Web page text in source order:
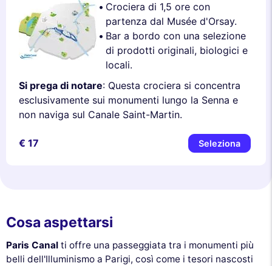
Crociera di 1,5 ore con
partenza dal Musée d'Orsay.
Bar a bordo con una selezione
di prodotti originali, biologici e
locali.
Si prega di notare: Questa crociera si concentra
esclusivamente sui monumenti lungo la Senna e
non naviga sul Canale Saint-Martin.
€ 17 Seleziona
Cosa aspettarsi
Paris Canal ti offre una passeggiata tra i monumenti più
belli dell'Illuminismo a Parigi, così come i tesori nascosti